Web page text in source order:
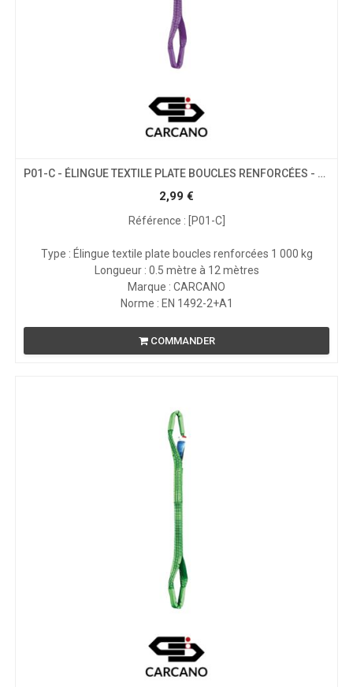
P01-C - ÉLINGUE TEXTILE PLATE BOUCLES RENFORCÉES - CMU 1T
2,99 €
Référence : [P01-C]
Type : Élingue textile plate boucles renforcées 1 000 kg
Longueur : 0.5 mètre à 12 mètres
Marque : CARCANO
Norme : EN 1492-2+A1
COMMANDER